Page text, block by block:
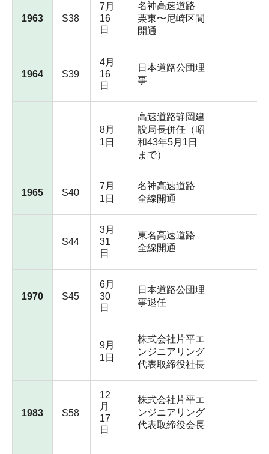
1963 S38
7月
16
日
名神高速道路
栗東〜尼崎区間
開通
1964 S39
4月
16
日
日本道路公団理
事
8月
1日
高速道路静岡建
設局長併任（昭
和43年5月1日
まで）
1965 S40
7月
1日
名神高速道路
全線開通
S44
3月
31
日
東名高速道路
全線開通
1970 S45
6月
30
日
日本道路公団理
事退任
9月
1日
株式会社片平エ
ンジニアリング
代表取締役社長
1983 S58
12
月
17
日
株式会社片平エ
ンジニアリング
代表取締役会長